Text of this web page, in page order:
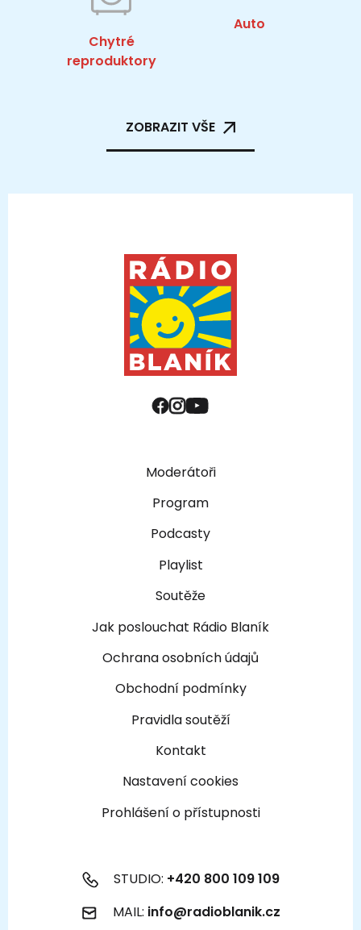
Chytré
reproduktory
Auto
ZOBRAZIT VŠE
Moderátoři
Program
Podcasty
Playlist
Soutěže
Jak poslouchat Rádio Blaník
Ochrana osobních údajů
Obchodní podmínky
Pravidla soutěží
Kontakt
Nastavení cookies
Prohlášení o přístupnosti
STUDIO: +420 800 109 109
MAIL: info@radioblanik.cz